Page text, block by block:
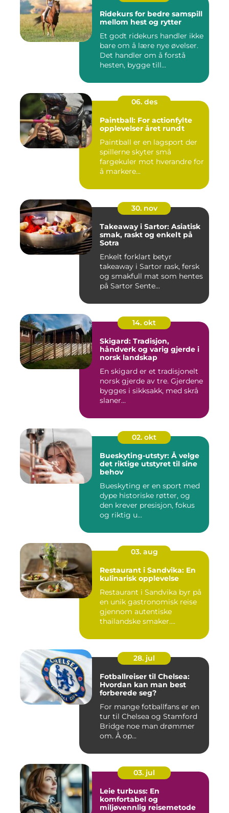
Ridekurs for bedre samspill
mellom hest og rytter
Et godt ridekurs handler ikke
bare om å lære nye øvelser.
Det handler om å forstå
hesten, bygge till...
06. des
Paintball: For actionfylte
opplevelser året rundt
Paintball er en lagsport der
spillerne skyter små
fargekuler mot hverandre for
å markere...
30. nov
Takeaway i Sartor: Asiatisk
smak, raskt og enkelt på
Sotra
Enkelt forklart betyr
takeaway i Sartor rask, fersk
og smakfull mat som hentes
på Sartor Sente...
14. okt
Skigard: Tradisjon,
håndverk og varig gjerde i
norsk landskap
En skigard er et tradisjonelt
norsk gjerde av tre. Gjerdene
bygges i sikksakk, med skrå
slaner...
02. okt
Bueskyting-utstyr: Å velge
det riktige utstyret til sine
behov
Bueskyting er en sport med
dype historiske røtter, og
den krever presisjon, fokus
og riktig u...
03. aug
Restaurant i Sandvika: En
kulinarisk opplevelse
Restaurant i Sandvika byr på
en unik gastronomisk reise
gjennom autentiske
thailandske smaker....
28. jul
Fotballreiser til Chelsea:
Hvordan kan man best
forberede seg?
For mange fotballfans er en
tur til Chelsea og Stamford
Bridge noe man drømmer
om. Å op...
03. jul
Leie turbuss: En
komfortabel og
miljøvennlig reisemetode